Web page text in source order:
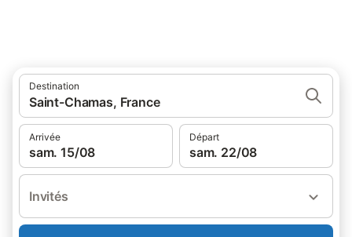
Destination
Saint-Chamas, France
Arrivée
sam. 15/08
Départ
sam. 22/08
Invités